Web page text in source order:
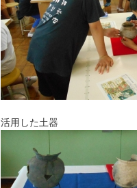
活用した土器